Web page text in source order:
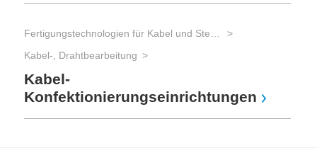
Kabel-, Drahtbearbeitung
Kabel-
Konfektionierungseinrichtungen